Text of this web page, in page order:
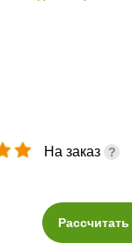
На заказ